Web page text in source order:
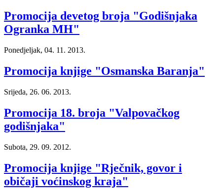
Promocija devetog broja "Godišnjaka
Ogranka MH"
Ponedjeljak, 04. 11. 2013.
Promocija knjige "Osmanska Baranja"
Srijeda, 26. 06. 2013.
Promocija 18. broja "Valpovačkog
godišnjaka"
Subota, 29. 09. 2012.
Promocija knjige "Rječnik, govor i
običaji voćinskog kraja"